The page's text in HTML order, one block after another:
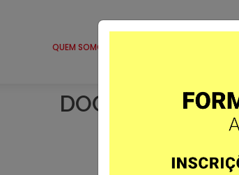
QUEM SOMOS
DOCUMENTOS